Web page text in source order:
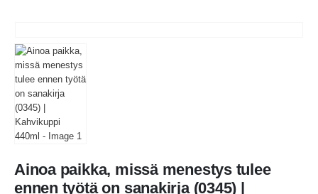
Ainoa paikka, missä menestys tulee
ennen työtä on sanakirja (0345) |